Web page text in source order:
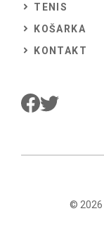
TENIS
KOŠARKA
KONTAKT
© 2026